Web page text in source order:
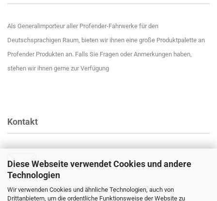
Diese Webseite verwendet Cookies und andere
Technologien
Wir verwenden Cookies und ähnliche Technologien, auch von
Drittanbietern, um die ordentliche Funktionsweise der Website zu
Als Generalimporteur aller Profender-Fahrwerke für den
Deutschsprachigen Raum, bieten wir ihnen eine große Produktpalette an
Profender Produkten an. Falls Sie Fragen oder Anmerkungen haben,
stehen wir ihnen gerne zur Verfügung
Kontakt
Email: info@profender-shocks.com